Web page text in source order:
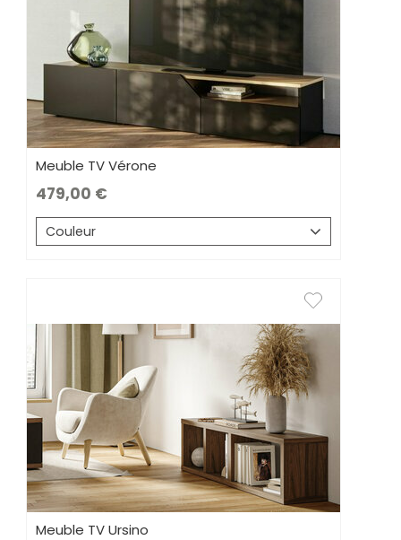
Meuble TV Vérone
479,00
Couleur
Meuble TV Ursino